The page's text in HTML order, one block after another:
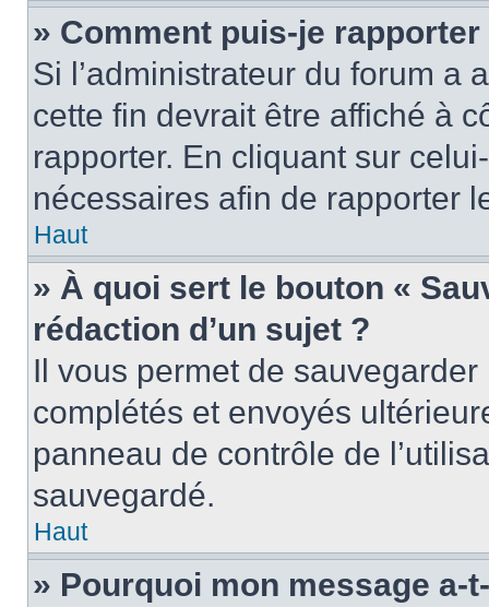
» Comment puis-je
Si l’administrateur du forum a
cette fin devrait être affiché à
rapporter. En cliquant sur
nécessaires afin de rapporter
Haut
» À quoi sert le bouton «
rédaction d’un sujet ?
Il vous permet de
complétés et envoyés
panneau de contrôle de
sauvegardé.
Haut
» Pourquoi mon message a-